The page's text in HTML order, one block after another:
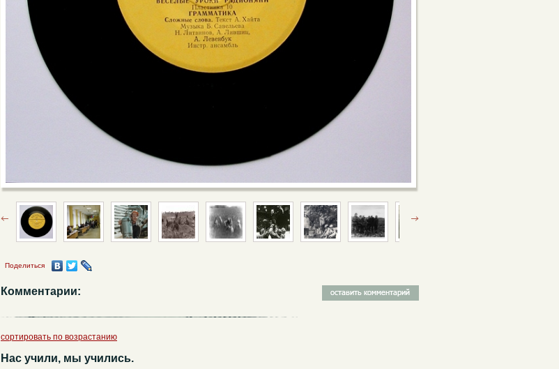
Поделиться
Комментарии:
сортировать по возрастанию
Нас учили, мы учились.